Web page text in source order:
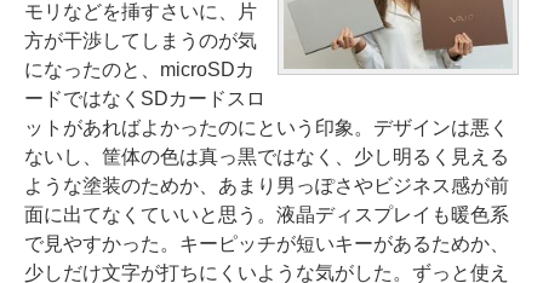
モリなどを挿すさいに、片
方が干渉してしまうのが気
になったのと、microSDカ
ードではなくSDカードスロ
ットがあればよかったのにという印象。デザインは悪く
ないし、筐体の色は真っ黒ではなく、少し明るく見える
ような塗装のためか、あまり男っぽさやビジネス感が前
面に出てなくていいと思う。液晶ディスプレイも暖色系
で見やすかった。キーピッチが短いキーがあるためか、
少しだけ文字が打ちにくいような気がした。ずっと使え